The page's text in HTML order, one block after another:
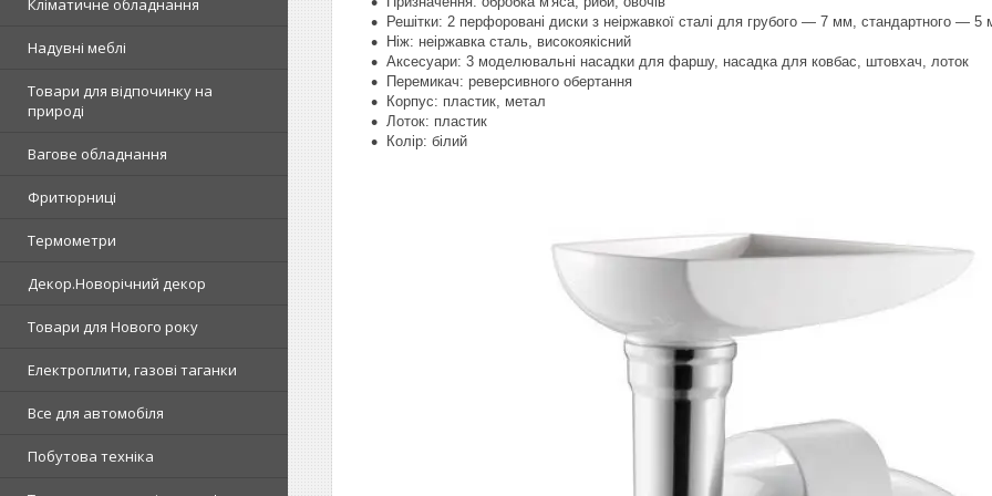
Кліматичне обладнання
Надувні меблі
Товари для відпочинку на
природі
Вагове обладнання
Фритюрниці
Термометри
Декор.Новорічний декор
Товари для Нового року
Електроплити, газові таганки
Все для автомобіля
Побутова техніка
Решітки: 2 перфоровані диски з неіржавкої сталі для грубого — 7 мм, стандартного — 5
Ніж: неіржавка сталь, високоякісний
Аксесуари: 3 моделювальні насадки для фаршу, насадка для ковбас, штовхач, лоток
Перемикач: реверсивного обертання
Корпус: пластик, метал
Лоток: пластик
Колір: білий